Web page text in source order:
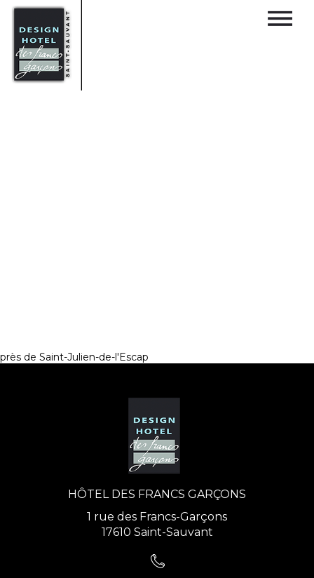
près de Saint-Julien-de-l'Escap
HÔTEL DES FRANCS GARÇONS
1 rue des Francs-Garçons
17610 Saint-Sauvant